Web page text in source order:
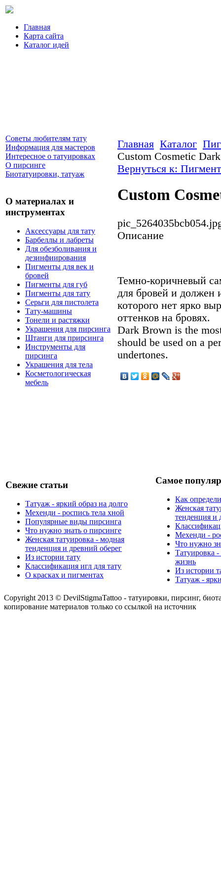
Главная
Карта сайта
Каталог идей
Советы любителям тату
Информация для мастеров
Интересное о татуировках
О пирсинге
Биотатуировки, татуаж
О материалах и
инструментах
Аксессуары для тату
Барбеллы и лабреты
Для обезболивания и
дезинфиирования
Пигменты для век и
бровей
Пигменты для губ
Пигменты для тату
Серьги для пистолета
Тату-машины
Тонели и растяжки
Украшения для пирсинга
Штанги для прирсинга
Инструменты для
пирсинга
Украшения для тела
Косметологическая
мебель
Главная Каталог
Custom Cosmetic
Вернуться к:
Custom
Описание
Темно-коричневый
для бровей и должен
которого нет ярко
оттенков на бровях.
Dark Brown is the
should be used on a
undertones.
Свежие статьи
Татуаж - яркий образ на долго
Мехенди - роспись тела хной
Популярные виды пирсинга
Что нужно знать о пирсинге
Женская татуировка - модная
тенденция и древний оберег
Из истории тату
Классификация игл для тату
О красках и пигментах
Самое
Как
Женская
тенденция и
Мехенди -
Что нужно
Татуировка
жизнь
Из истории
Татуаж -
Copyright 2013 © DevilStigmaTattoo - татуировки, пирсинг,
копирование материалов только со ссылкой на источник